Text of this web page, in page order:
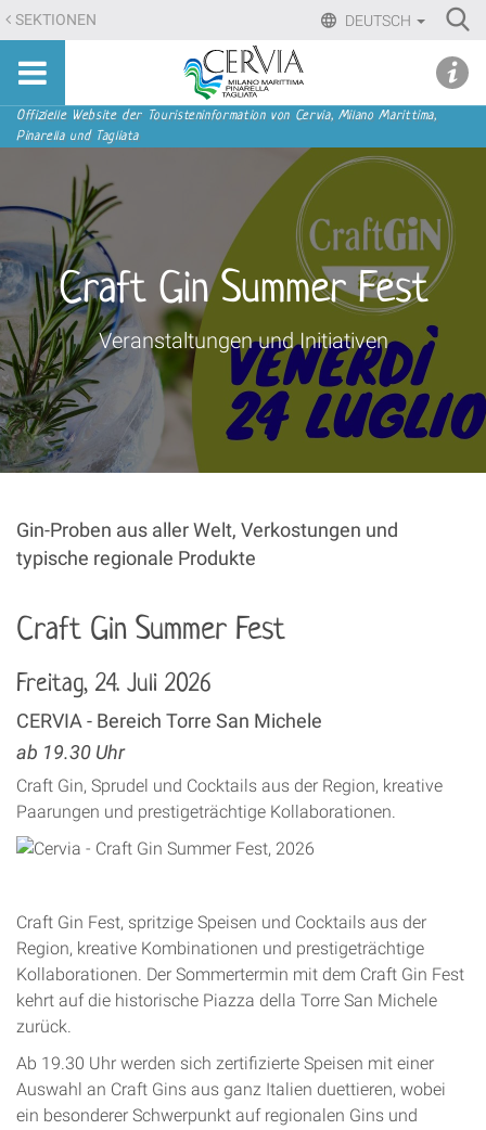
Direkt
zum
Inhalt
Direkt
zur
DEUTSCH
SEKTIONEN
Sito
turistico
ufficiale
Marittima,
Pinarella,
Tagliata
Sektionen
Offizielle Website der Touristeninformation von Cervia, Milano Marittima,
Pinarella und Tagliata
Craft Gin Summer Fest
Veranstaltungen und Initiativen
Gin-Proben aus aller Welt, Verkostungen und
typische regionale Produkte
Craft Gin Summer Fest
Freitag, 24. Juli 2026
CERVIA - Bereich Torre San Michele
ab 19.30 Uhr
Craft Gin, Sprudel und Cocktails aus der Region, kreative
Paarungen und prestigeträchtige Kollaborationen.
Craft Gin Fest, spritzige Speisen und Cocktails aus der
Region, kreative Kombinationen und prestigeträchtige
Kollaborationen. Der Sommertermin mit dem Craft Gin Fest
kehrt auf die historische Piazza della Torre San Michele
zurück.
Ab 19.30 Uhr werden sich zertifizierte Speisen mit einer
Auswahl an Craft Gins aus ganz Italien duettieren, wobei
ein besonderer Schwerpunkt auf regionalen Gins und
menu